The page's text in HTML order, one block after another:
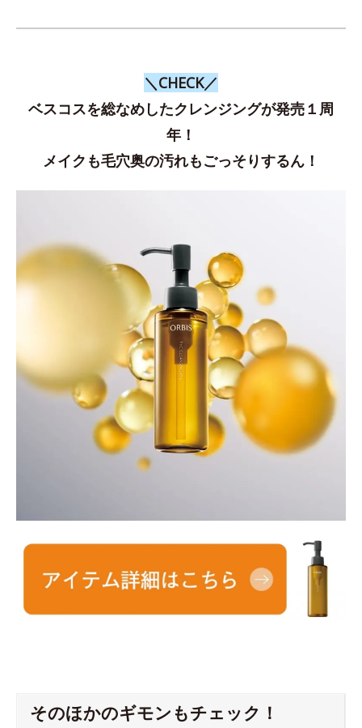
＼CHECK／
ベスコスを総なめしたクレンジングが発売１周
年！
メイクも毛穴奥の汚れもごっそりするん！
そのほかのギモンもチェック！